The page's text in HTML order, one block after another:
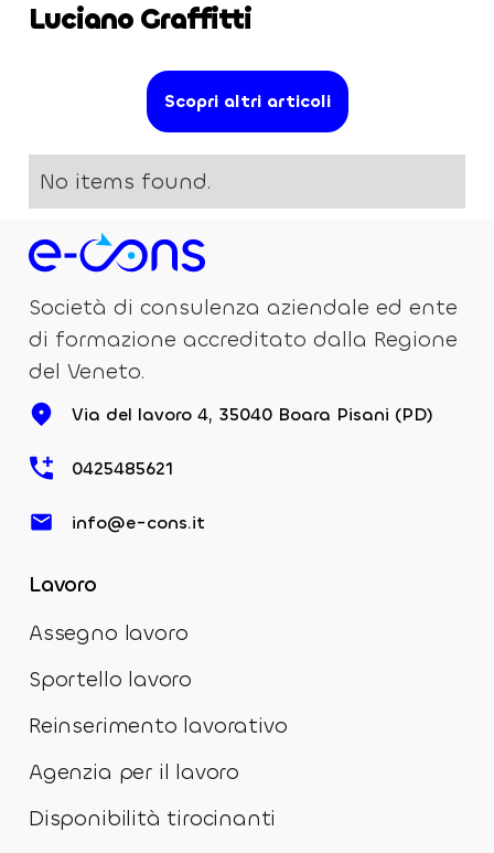
Luciano Graffitti
Scopri altri articoli
No items found.
Società di consulenza aziendale ed ente
di formazione accreditato dalla Regione
del Veneto.
Via del lavoro 4, 35040 Boara Pisani (PD)
0425485621
info@e-cons.it
Lavoro
Assegno lavoro
Sportello lavoro
Reinserimento lavorativo
Agenzia per il lavoro
Disponibilità tirocinanti